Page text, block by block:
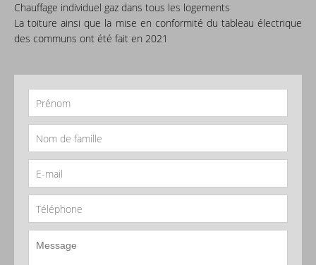
Chauffage individuel gaz dans tous les logements
La toiture ainsi que la mise en conformité du tableau électrique
des communs ont été fait en 2021